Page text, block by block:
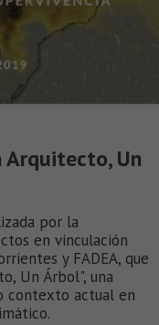
Arquitecto, Un
por la
en vinculación
y FADEA, que
Un Árbol", una
contexto actual en